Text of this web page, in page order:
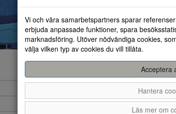
41,5
Vi och våra samarbetspartners sparar
erbjuda anpassade funktioner, spara
marknadsföring. Utöver nödvändiga cookies,
välja vilken typ av cookies du vill tillåta.
Acceptera
Hantera
Läs mer om